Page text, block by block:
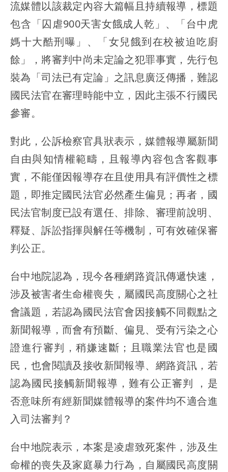
流媒體以該裁定內容大篇幅且持續報導，標題
包含「囚虐900天害女餓成人乾」、「台中虎
媽十大酷刑曝」、「女兒餓到在校被迫吃廚
餘」，將審判中尚未定論之犯罪事實，先行包
裝為「司法已有定論」之訊息廣泛傳播，難認
國民法官在審理時能中立，因此主張不行國民
參審。
對此，公訴檢察官具狀表示，媒體報導屬新聞
自由與知情權範疇，且報導內容包含客觀事
實，不能僅因報導存在且使用具有評價性之標
題，即推定國民法官必然產生偏見；再者，國
民法官制度已設有選任、排除、審理前說明、
釋疑、訴訟指揮與解任等機制，可有效確保審
判公正。
台中地院認為，現今各種網路資訊傳遞快速，
涉及被害者生命權喪失，屬國民高度關心之社
會議題，若認為國民法官會因接觸不同觀點之
新聞報導，而會有預斷、偏見、受有污染之心
證進行審判，稍嫌速斷；且職業法官也是國
民，也會閱讀及接收新聞報導、網路資訊，若
認為國民接觸新聞報導，難有公正審判 ，是
否意味所有經新聞媒體報導的案件均不適合進
入司法審判？
台中地院表示，本案是凌虐致死案件，涉及生
命權的喪失及家庭暴力行為，自屬國民高度關